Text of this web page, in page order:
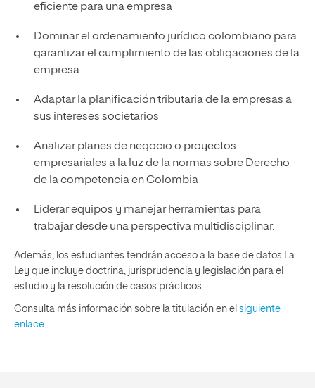
eficiente para una empresa
Dominar el ordenamiento jurídico colombiano para
garantizar el cumplimiento de las obligaciones de la
empresa
Adaptar la planificación tributaria de la empresas a
sus intereses societarios
Analizar planes de negocio o proyectos
empresariales a la luz de la normas sobre Derecho
de la competencia en Colombia
Liderar equipos y manejar herramientas para
trabajar desde una perspectiva multidisciplinar.
Además, los estudiantes tendrán acceso a la base de datos La
Ley que incluye doctrina, jurisprudencia y legislación para el
estudio y la resolución de casos prácticos.
Consulta más información sobre la titulación en el siguiente
enlace.